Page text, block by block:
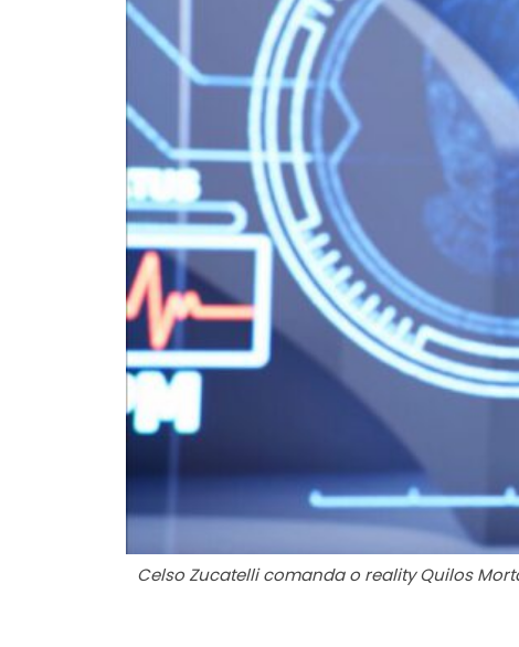
Celso Zucatelli comanda o reality Quilos